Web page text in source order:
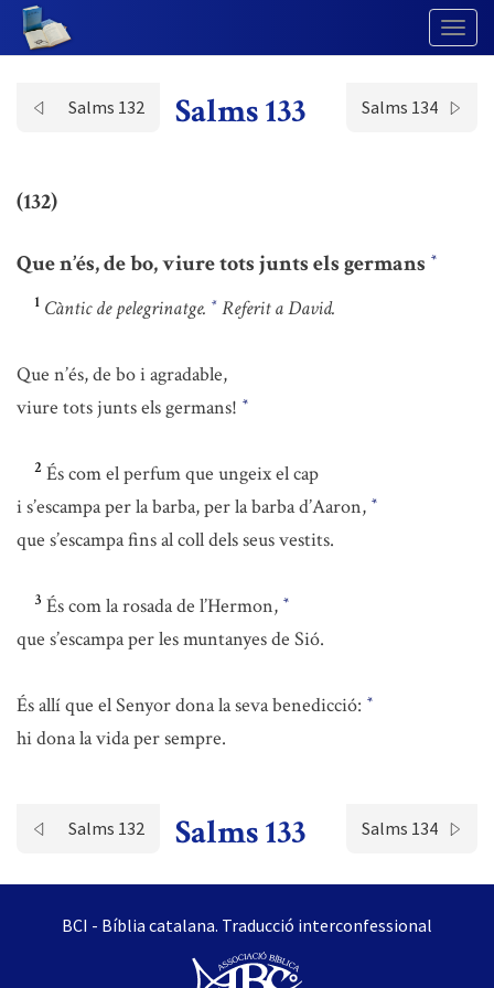
Salms 132 Salms 133 Salms 134
(132)
Que n’és, de bo, viure tots junts els germans *
1 Càntic de pelegrinatge. * Referit a David.
Que n’és, de bo i agradable,
viure tots junts els germans! *
2 És com el perfum que ungeix el cap
i s’escampa per la barba, per la barba d’Aaron, *
que s’escampa fins al coll dels seus vestits.
3 És com la rosada de l’Hermon, *
que s’escampa per les muntanyes de Sió.
És allí que el Senyor dona la seva benedicció: *
hi dona la vida per sempre.
Salms 132 Salms 133 Salms 134
BCI - Bíblia catalana. Traducció interconfessional